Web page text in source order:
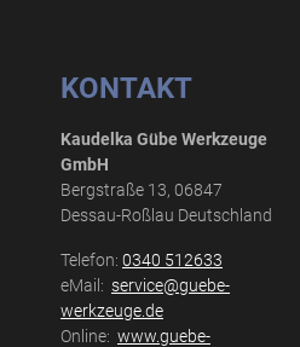
KONTAKT
Kaudelka Gübe Werkzeuge
GmbH
Bergstraße 13, 06847
Dessau-Roßlau Deutschland
Telefon: 0340 512633
eMail: service@guebe-
werkzeuge.de
Online: www.guebe-